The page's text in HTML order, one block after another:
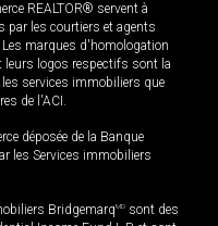
REALTOR® servent à
les courtiers et agents
marques d'homologation
leurs logos respectifs sont la
les services immobiliers que
de l'ACI.
déposée de la Banque
les Services immobiliers
BridgemarqMD sont des